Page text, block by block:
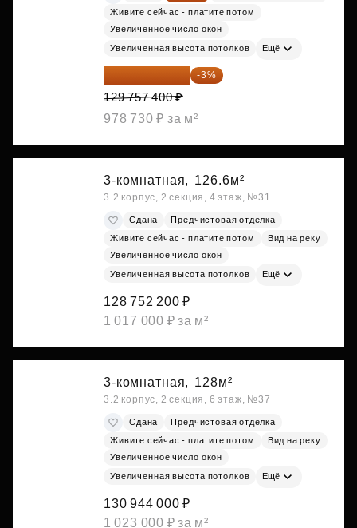
Живите сейчас - платите потом
Увеличенное число окон
Увеличенная высота потолков Ещё
125 864 678 ₽ -3%
129 757 400 ₽
978 730 ₽ за м²
3-комнатная, 126.6м²
3.2 корпус, 2 секция, 4 этаж, №31
Сдана
Предчистовая отделка
Живите сейчас - платите потом
Вид на реку
Увеличенное число окон
Увеличенная высота потолков Ещё
128 752 200 ₽
1 017 000 ₽ за м²
3-комнатная, 128м²
3.2 корпус, 2 секция, 6 этаж, №37
Сдана
Предчистовая отделка
Живите сейчас - платите потом
Вид на реку
Увеличенное число окон
Увеличенная высота потолков Ещё
130 944 000 ₽
1 023 000 ₽ за м²